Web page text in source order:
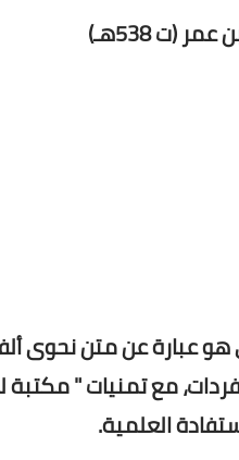
(ت 538هـ)
هو عبارة عن متن نحوى
مع تمنيات " مكتبة
العلمية.